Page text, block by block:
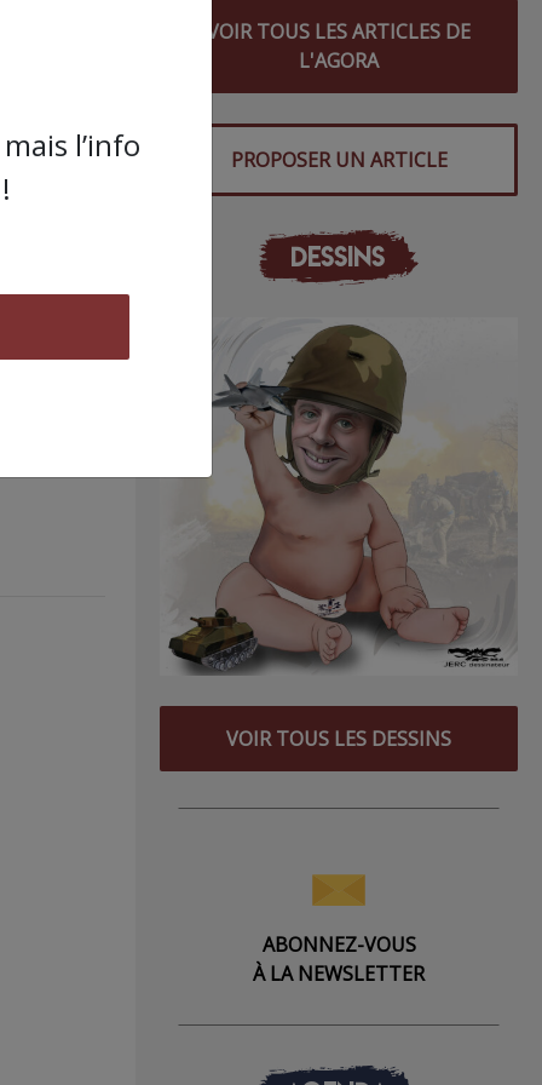
VOIR TOUS LES ARTICLES DE
L'AGORA
PROPOSER UN ARTICLE
DESSINS
VOIR TOUS LES DESSINS
ABONNEZ-VOUS
À LA NEWSLETTER
l’info